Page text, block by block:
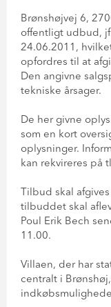
Brønshøjvej 6,
offentligt udbud,
24.06.2011,
opfordres til at
Den angivne
tekniske årsager.
De her givne
som en kort
oplysninger.
kan rekvireres på
Tilbud skal
tilbuddet skal
Poul Erik Bech
11.00.
Villaen, der har
centralt i